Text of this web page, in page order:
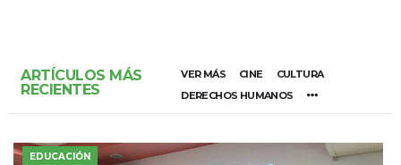
ARTÍCULOS MÁS
RECIENTES
VER MÁS CINE
CULTURA
DERECHOS HUMANOS
EDUCACIÓN